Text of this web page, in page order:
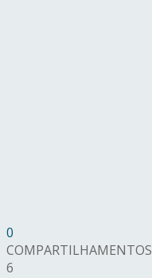
0
COMPARTILHAMENTOS
6